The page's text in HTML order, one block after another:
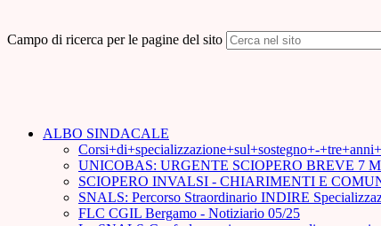
Campo di ricerca per le pagine del sito
ALBO SINDACALE
Corsi+di+specializzazione+sul+sostegno+-
UNICOBAS: URGENTE SCIOPERO BREVE 7
SCIOPERO INVALSI - CHIARIMENTI E
SNALS: Percorso Straordinario INDIRE
FLC CGIL Bergamo - Notiziario 05/25